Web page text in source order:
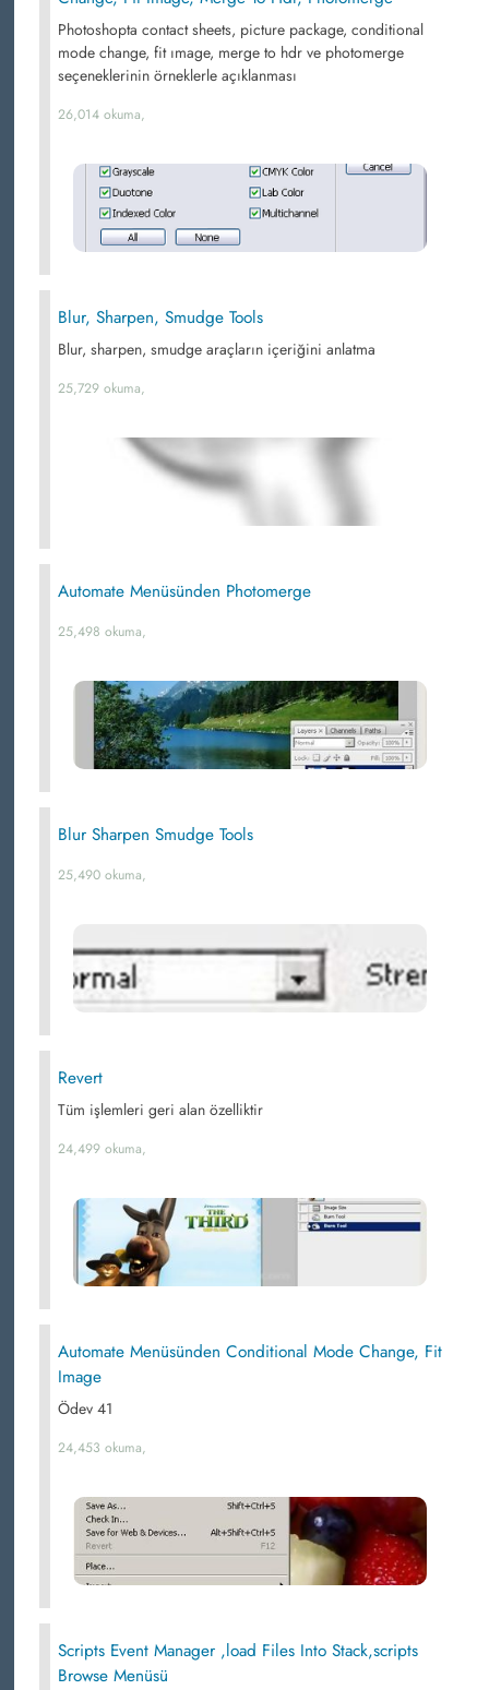
Photoshopta contact sheets, picture package, conditional
mode change, fit ımage, merge to hdr ve photomerge
seçeneklerinin örneklerle açıklanması
26,014 okuma,
Blur, Sharpen, Smudge Tools
Blur, sharpen, smudge araçların içeriğini anlatma
25,729 okuma,
Automate Menüsünden Photomerge
25,498 okuma,
Blur Sharpen Smudge Tools
25,490 okuma,
Revert
Tüm işlemleri geri alan özelliktir
24,499 okuma,
Automate Menüsünden Conditional Mode Change, Fit
Image
Ödev 41
24,453 okuma,
Scripts Event Manager ,load Files Into Stack,scripts
Browse Menüsü